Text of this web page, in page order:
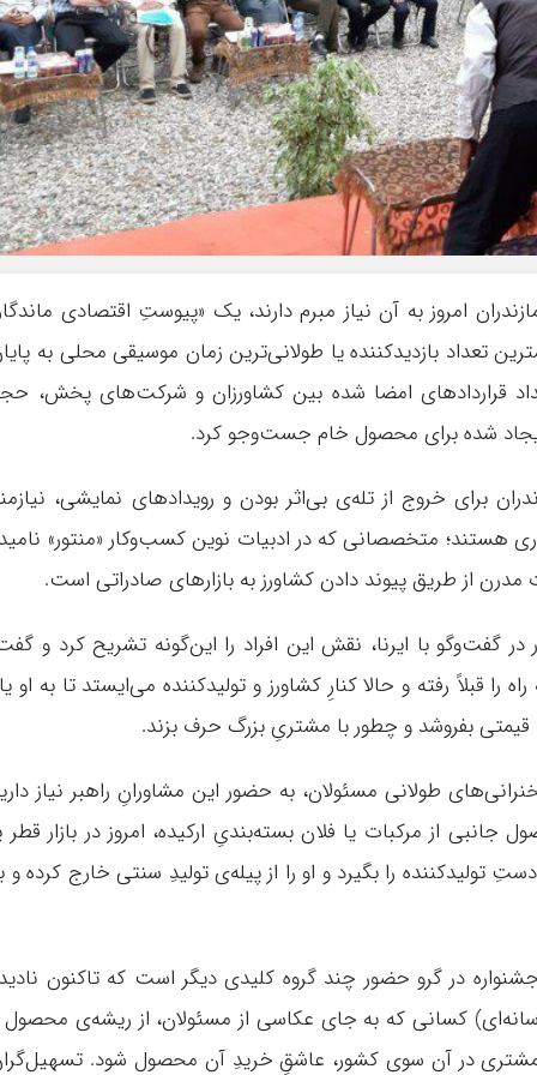
امروز به آن نیاز مبرم دارند، یک «پیوستِ اقتصادی
تعداد بازدیدکننده یا طولانی‌ترین زمان موسیقی محلی به
قراردادهای امضا شده بین کشاورزان و شرکت‌های پخش،
شده برای محصول خام جست‌وجو کرد.
برای خروج از تله‌ی بی‌اثر بودن و رویدادهای نمایشی،
هستند؛ متخصصانی که در ادبیات نوین کسب‌وکار «منتور»
از طریق پیوند دادن کشاورز به بازارهای صادراتی است.
گفت‌وگو با ایرنا، نقش این افراد را این‌گونه تشریح کرد و
قبلاً رفته و حالا کنارِ کشاورز و تولیدکننده می‌ایستد تا به او
بفروشد و چطور با مشتریِ بزرگ حرف بزند.
طولانی مسئولان، به حضور این مشاورانِ راهبر نیاز
جانبی از مرکبات یا فلان بسته‌بندیِ ارکیده، امروز در بازار قطر
تولیدکننده را بگیرد و او را از پیله‌ی تولیدِ سنتی خارج کرده و
در گرو حضور چند گروه کلیدی دیگر است که تاکنون
کسانی که به جای عکاسی از مسئولان، از ریشه‌ی
در آن سوی کشور، عاشقِ خریدِ آن محصول شود.